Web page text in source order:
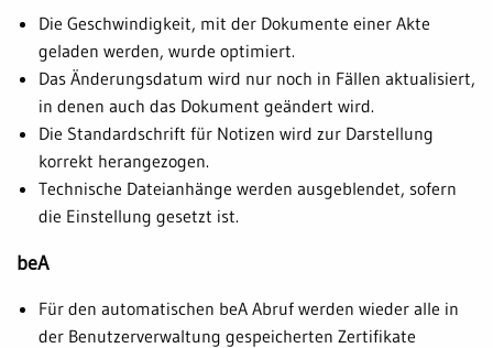
Die Geschwindigkeit, mit der Dokumente einer Akte
geladen werden, wurde optimiert.
Das Änderungsdatum wird nur noch in Fällen aktualisiert,
in denen auch das Dokument geändert wird.
Die Standardschrift für Notizen wird zur Darstellung
korrekt herangezogen.
Technische Dateianhänge werden ausgeblendet, sofern
die Einstellung gesetzt ist.
beA
Für den automatischen beA Abruf werden wieder alle in
der Benutzerverwaltung gespeicherten Zertifikate